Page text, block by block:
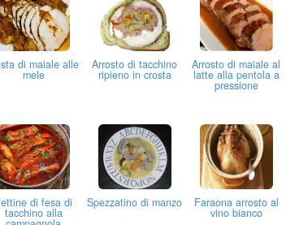
di maiale alle
mele
Arrosto di tacchino
ripieno in crosta
Arrosto di maiale al
latte alla pentola a
pressione
di fesa di
tacchino alla
Spezzatino di manzo Faraona arrosto al
vino bianco